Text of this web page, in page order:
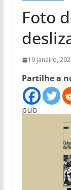
Foto
19 Janeiro,
Partilhe a
pub